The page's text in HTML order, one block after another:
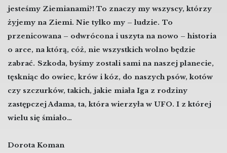
jesteśmy Ziemianami?! To znaczy my wszyscy, którzy
żyjemy na Ziemi. Nie tylko my – ludzie. To
przenicowana – odwrócona i uszyta na nowo – historia
o arce, na którą, cóż, nie wszystkich wolno będzie
zabrać. Szkoda, byśmy zostali sami na naszej planecie,
tęskniąc do owiec, krów i kóz, do naszych psów, kotów
czy szczurków, takich, jakie miała Iga z rodziny
zastępczej Adama, ta, która wierzyła w UFO. I z której
wielu się śmiało…
Dorota Koman